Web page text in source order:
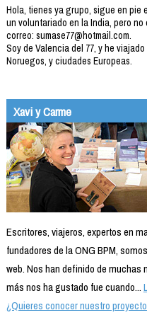
Hola, tienes ya grupo, sigue en pie
un voluntariado en la India, pero
correo: sumase77@hotmail.com.
Soy de Valencia del 77, y he
Noruegos, y ciudades Europeas.
Xavi y Carme
Escritores, viajeros, expertos en
fundadores de la ONG BPM,
web. Nos han definido de muchas
más nos ha gustado fue cuando...
¿Quieres conocer nuestro